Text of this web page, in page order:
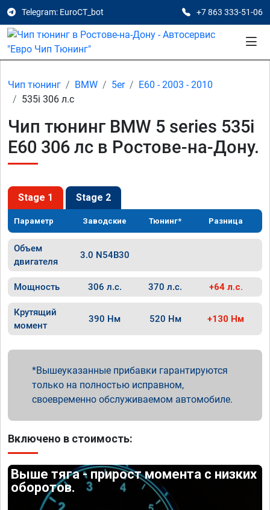
Telegram: EuroCT_bot +7 863 333-51-06
Чип тюнинг BMW 5er
E60 - 2003 - 2010
535i 306 л.с
Чип тюнинг BMW 5 series 535i
E60 306 лс в Ростове-на-Дону.
Stage 1 Stage 2
Параметр Заводские Тюнинг* Разница
Объем
двигателя
3.0 N54B30
Мощность 306 л.с. 370 л.с. +64 л.с.
Крутящий
момент
390 Нм 520 Нм +130 Нм
Вышеуказанные прибавки гарантируются
только на полностью исправном,
своевременно обслуживаемом автомобиле.
Включено в стоимость:
Выше тяга - прирост момента с низких
оборотов.